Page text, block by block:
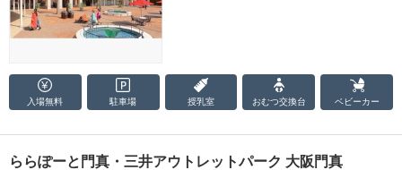
入場無料 駐車場 授乳室 おむつ交換台 ベビーカー
ららぽーと門真・三井アウトレットパーク 大阪門真